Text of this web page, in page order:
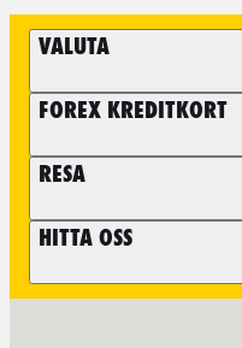
VALUTA
FOREX KREDITKORT
RESA
HITTA OSS